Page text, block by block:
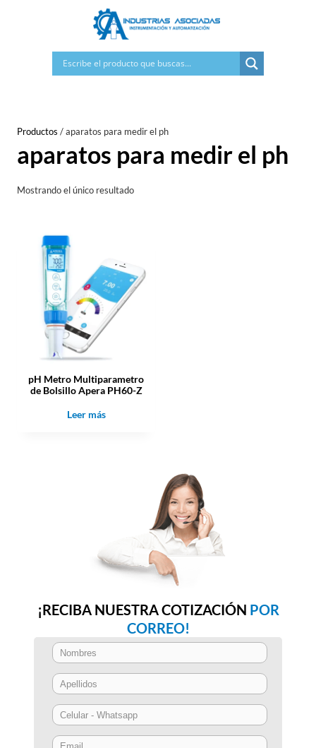
Productos /aparatos para medir el ph
aparatos para medir el ph
Mostrando el único resultado
pH Metro Multiparametro
de Bolsillo Apera PH60-Z
Leer más
¡RECIBA NUESTRA COTIZACIÓN POR
CORREO!